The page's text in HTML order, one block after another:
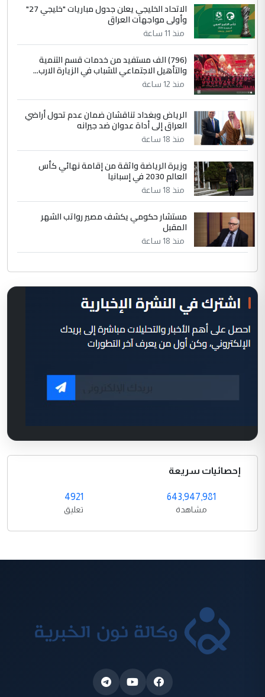
الاتحاد الخليجي يعلن جدول مباريات "خليجي 27"
وأولى مواجهات العراق
منذ 11 ساعة
(796) الف مستفيد من خدمات قسم التنمية
والتأهيل الاجتماعي للشباب في الزيارة الارب...
منذ 12 ساعة
الرياض وبغداد تناقشان ضمان عدم تحول أراضي
العراق إلى أداة عدوان ضد جيرانه
منذ 18 ساعة
وزيرة الرياضة واثقة من إقامة نهائي كأس
العالم 2030 في إسبانيا
منذ 18 ساعة
مستشار حكومي يكشف مصير رواتب الشهر
المقبل
منذ 18 ساعة
إحصائيات سريعة
643,947,981
مشاهدة
4921
تعليق